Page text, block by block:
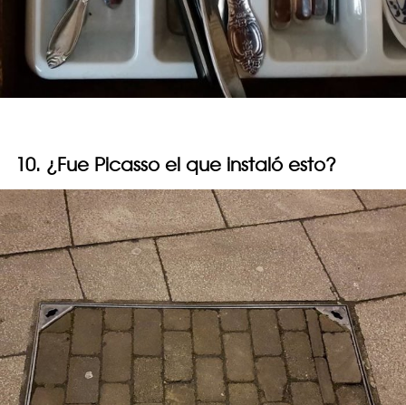
10. ¿Fue Picasso el que instaló esto?